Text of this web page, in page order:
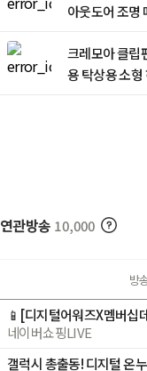
아웃도어 조명
크레모아 클립
용 탁상용 소형
연관방송 10,000
방
네이버쇼핑LIVE